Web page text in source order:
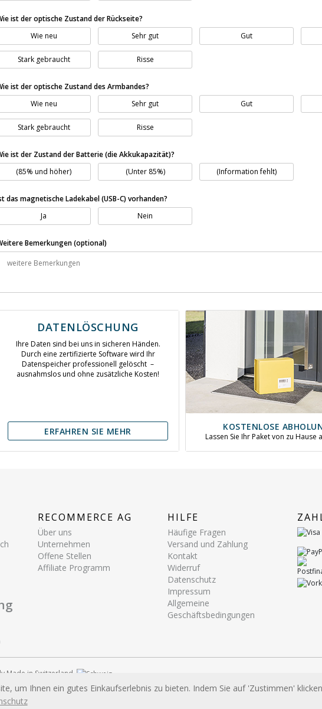
um Ihnen ein gutes Einkaufserlebnis zu bieten. Indem Sie auf 'Zustimmen'
ist der optische Zustand der Rückseite?
Wie neu
Sehr gut Gut
Stark gebraucht Risse
ist der optische Zustand des Armbandes?
Wie neu
Sehr gut Gut
Stark gebraucht Risse
ist der Zustand der Batterie (die Akkukapazität)?
(85% und höher)
(Unter 85%) (Information fehlt)
das magnetische Ladekabel (USB-C) vorhanden?
Ja
Nein
Bemerkungen (optional)
DATENLÖSCHUNG
Ihre Daten sind bei uns in sicheren Händen.
Durch eine zertifizierte Software wird Ihr
Datenspeicher professionell gelöscht –
ausnahmslos und ohne zusätzliche Kosten!
ERFAHREN SIE MEHR KOSTENLOSE
Lassen Sie Ihr Paket von zu Hause
RECOMMERCE AG
Über uns
Unternehmen
Offene Stellen
Affiliate Programm
HILFE
Häufige Fragen
Versand und Zahlung
Kontakt
Widerruf
Datenschutz
Impressum
Allgemeine
Geschäftsbedingungen
Made in Switzerland.
Marken und Produktbezeichnungen dienen lediglich Identifikationszwecken und sind Marken
Eigentümer.